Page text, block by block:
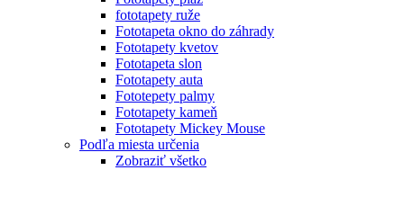
fototapety ruže
Fototapeta okno do záhrady
Fototapety kvetov
Fototapeta slon
Fototapety auta
Fototepety palmy
Fototapety kameň
Fototapety Mickey Mouse
Podľa miesta určenia
Zobraziť všetko